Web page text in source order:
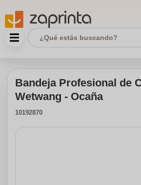
Bandeja Profesional de
Wetwang - Ocaña
10192870